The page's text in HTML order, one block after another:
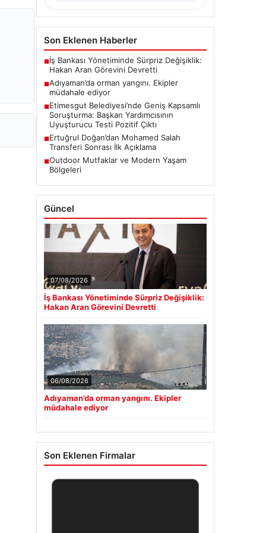
Son Eklenen Haberler
■İş Bankası Yönetiminde Sürpriz Değişiklik:
Hakan Aran Görevini Devretti
■Adıyaman’da orman yangını. Ekipler
müdahale ediyor
■Etimesgut Belediyesi’nde Geniş Kapsamlı
Soruşturma: Başkan Yardımcısının
Uyuşturucu Testi Pozitif Çıktı
■Ertuğrul Doğan’dan Mohamed Salah
Transferi Sonrası İlk Açıklama
■Outdoor Mutfaklar ve Modern Yaşam
Bölgeleri
Güncel
07/08/2026
İş Bankası Yönetiminde Sürpriz Değişiklik:
Hakan Aran Görevini Devretti
06/08/2026
Adıyaman’da orman yangını. Ekipler
müdahale ediyor
Son Eklenen Firmalar